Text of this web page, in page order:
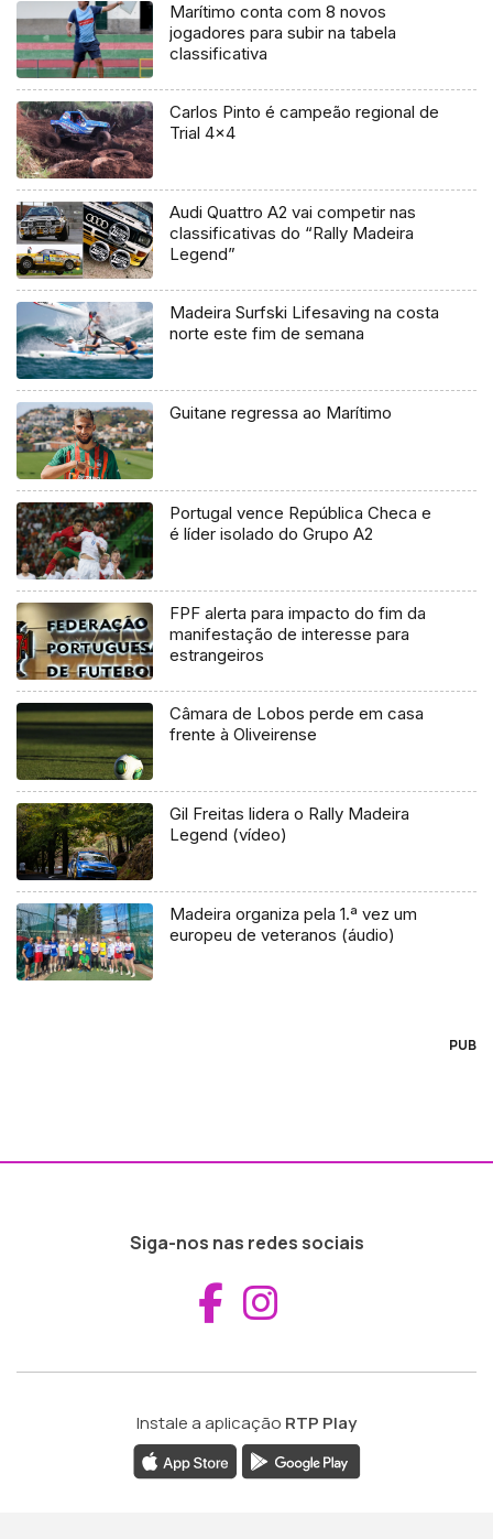
Marítimo conta com 8 novos
jogadores para subir na tabela
classificativa
Carlos Pinto é campeão regional de
Trial 4×4
Audi Quattro A2 vai competir nas
classificativas do “Rally Madeira
Legend”
Madeira Surfski Lifesaving na costa
norte este fim de semana
Guitane regressa ao Marítimo
Portugal vence República Checa e
é líder isolado do Grupo A2
FPF alerta para impacto do fim da
manifestação de interesse para
estrangeiros
Câmara de Lobos perde em casa
frente à Oliveirense
Gil Freitas lidera o Rally Madeira
Legend (vídeo)
Madeira organiza pela 1.ª vez um
europeu de veteranos (áudio)
PUB
Siga-nos nas redes sociais
Aceder ao
Instale a aplicação RTP Play